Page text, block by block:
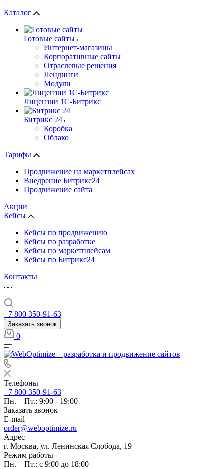
Каталог
Готовые сайты
Интернет-магазины
Корпоративные сайты
Отраслевые решения
Лендинги
Модули
Лицензии 1С-Битрикс
Битрикс 24
Коробка
Облако
Тарифы
Продвижение на маркетплейсах
Внедрение Битрикс24
Продвижение сайта
Акции
Кейсы
Кейсы по продвижению
Кейсы по разработке
Кейсы по маркетплейсам
Кейсы по Битрикс24
Контакты
+7 800 350-91-63
Заказать звонок
0
Телефоны
+7 800 350-91-63
Пн. – Пт.: 9:00 - 19:00
Заказать звонок
E-mail
order@weboptimize.ru
Адрес
г. Москва, ул. Ленинская Слобода, 19
Режим работы
Пн. – Пт.: с 9:00 до 18:00